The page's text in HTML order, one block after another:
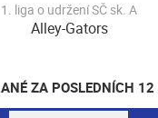
1. liga o udržení SČ sk. A
Alley-Gators
ZA POSLEDNÍCH 12